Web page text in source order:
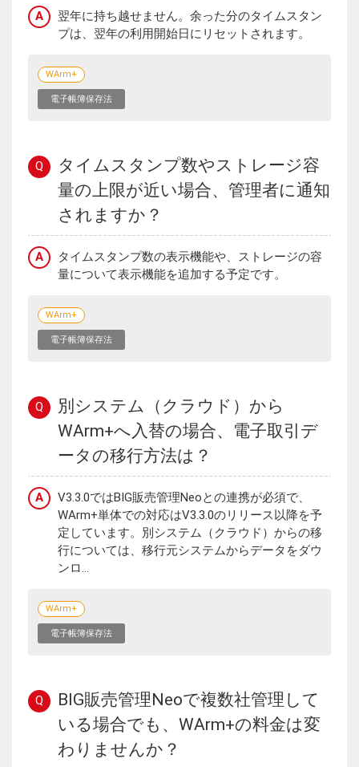
A
翌年に持ち越せません。余った分のタイムスタン
プは、翌年の利用開始日にリセットされます。
WArm+
電子帳簿保存法
Q
タイムスタンプ数やストレージ容
量の上限が近い場合、管理者に通知
されますか？
A
タイムスタンプ数の表示機能や、ストレージの容
量について表示機能を追加する予定です。
WArm+
電子帳簿保存法
Q
別システム（クラウド）から
WArm+へ入替の場合、電子取引デ
ータの移行方法は？
A
V3.3.0ではBIG販売管理Neoとの連携が必須で、
WArm+単体での対応はV3.3.0のリリース以降を予
定しています。別システム（クラウド）からの移
行については、移行元システムからデータをダウ
ンロ...
WArm+
電子帳簿保存法
Q
BIG販売管理Neoで複数社管理して
いる場合でも、WArm+の料金は変
わりませんか？